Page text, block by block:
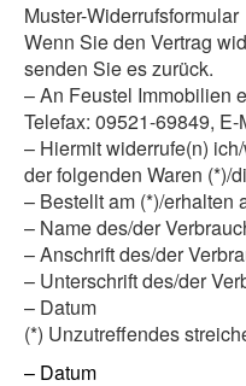
Muster-Widerrufsformular
Wenn Sie den Vertrag
senden Sie es zurück.
– An Feustel Immobilien
Telefax: 09521-69849, E-
– Hiermit widerrufe(n)
der folgenden Waren (*)/
– Bestellt am (*)/erhalten
– Name des/der
– Anschrift des/der
– Unterschrift des/der
– Datum
(*) Unzutreffendes
– Datum